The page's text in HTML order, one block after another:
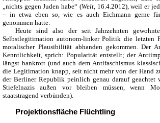
„nichts gegen Juden habe“ (Welt, 16.4.2012), weil er
– in etwa eben so, wie es auch Eichmann gerne
genommen hatte.
Heute sind also der seit Jahrzehnten
Selbstlegitimation autonom-linker Politik die letzten
moralischer Plausibilität abhanden gekommen. Der
Kenntlichkeit, sprich: Popularität entstellt; der
längst bankrott (und auch dem Antifaschismus
die Legitimation knapp, seit nicht mehr von der Hand
der Berliner Republik peinlich genau darauf geachtet
Stiefelnazis außen vor bleiben müssen, wenn
staatstragend verbünden).
Projektionsfläche Flüchtling